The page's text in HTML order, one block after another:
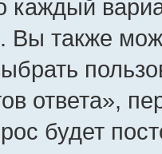
каждый
Вы также
ответа»,
будет